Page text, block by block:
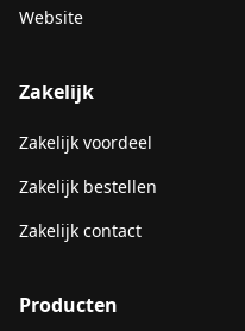
Website
Zakelijk
Zakelijk voordeel
Zakelijk bestellen
Zakelijk contact
Producten